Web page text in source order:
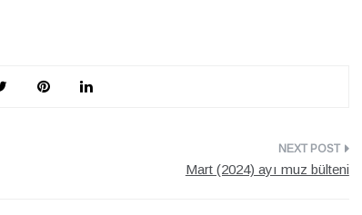
Mart (2024) ayı muz bülteni